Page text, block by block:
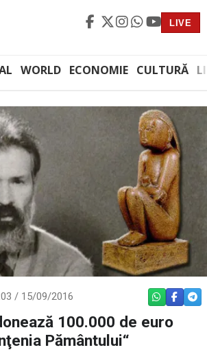
LIVE
WORLD ECONOMIE CULTURĂ
/ 15/09/2016 WHATSAPP
100.000 de euro
Pământului“